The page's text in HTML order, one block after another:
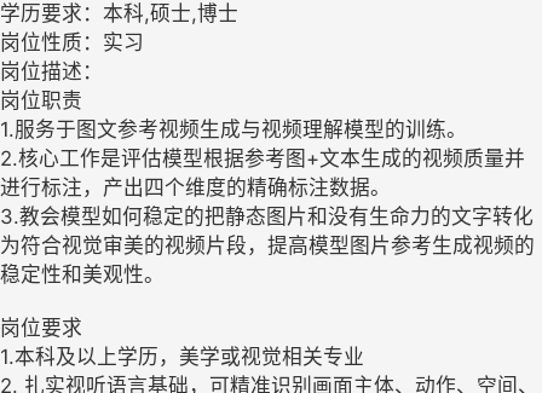
学历要求：本科,硕士,博士
岗位性质：实习
岗位描述：
岗位职责
1.服务于图文参考视频生成与视频理解模型的训练。
2.核心工作是评估模型根据参考图+文本生成的视频质量并
进行标注，产出四个维度的精确标注数据。
3.教会模型如何稳定的把静态图片和没有生命力的文字转化
为符合视觉审美的视频片段，提高模型图片参考生成视频的
稳定性和美观性。
岗位要求
1.本科及以上学历，美学或视觉相关专业
2. 扎实视听语言基础，可精准识别画面主体、动作、空间、